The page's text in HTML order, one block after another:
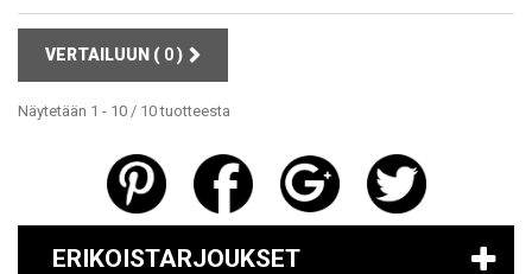
VERTAILUUN ( 0)
Näytetään 1 - 10 / 10 tuotteesta
ERIKOISTARJOUKSET